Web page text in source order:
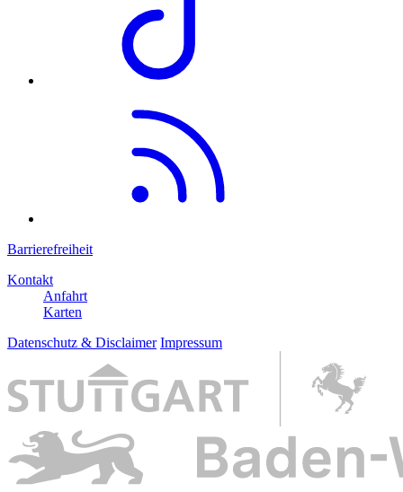
Barrierefreiheit
Kontakt
Anfahrt
Karten
Datenschutz & Disclaimer Impressum